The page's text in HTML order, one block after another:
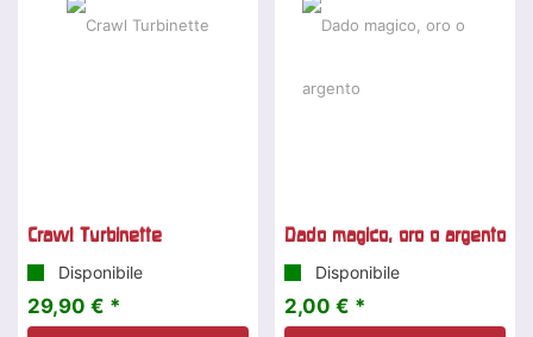
Crawl Turbinette
Disponibile
29,90 € *
Dado magico, oro o argento
Disponibile
2,00 € *